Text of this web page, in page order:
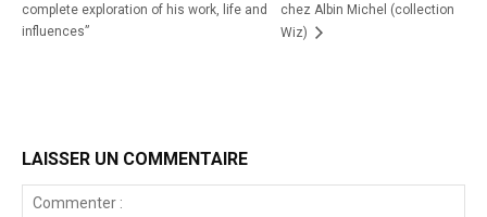
complete exploration of his work, life and
influences”
chez Albin Michel (collection
Wiz)
LAISSER UN COMMENTAIRE